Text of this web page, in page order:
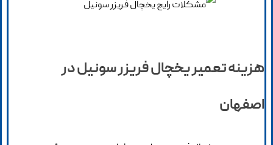
هزینه تعمیر یخچال فریزر سونیل در
اصفهان